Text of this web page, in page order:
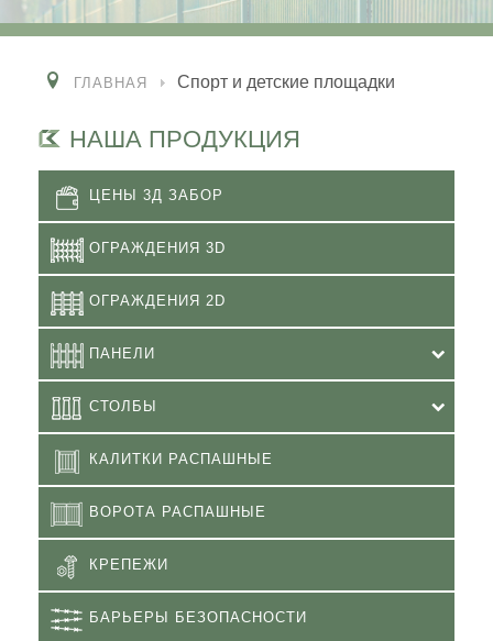
ГЛАВНАЯ Спорт и детские площадки
НАША ПРОДУКЦИЯ
ЦЕНЫ 3Д ЗАБОР
ОГРАЖДЕНИЯ 3D
ОГРАЖДЕНИЯ 2D
ПАНЕЛИ
СТОЛБЫ
КАЛИТКИ РАСПАШНЫЕ
ВОРОТА РАСПАШНЫЕ
КРЕПЕЖИ
БАРЬЕРЫ БЕЗОПАСНОСТИ